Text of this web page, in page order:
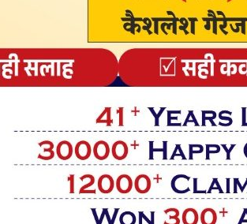
Newsletter
news delivered straight to your inbox.